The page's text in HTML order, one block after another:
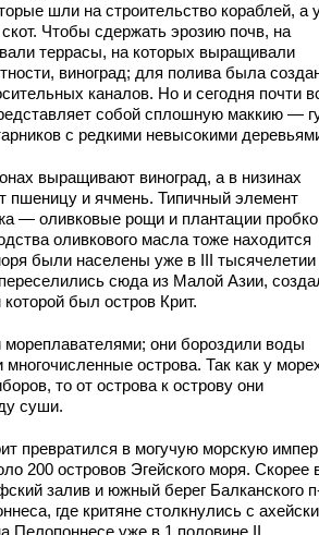
шли на строительство кораблей, а
Чтобы сдержать эрозию почв, на
террасы, на которых выращивали
виноград; для полива была
каналов. Но и сегодня почти
собой сплошную маккию —
с редкими невысокими
выращивают виноград, а в низинах
пшеницу и ячмень. Типичный элемент
— оливковые рощи и плантации
оливкового масла тоже находится
были населены уже в III
сюда из Малой Азии,
был остров Крит.
они бороздили воды
многочисленные острова. Так как у
то от острова к oстрову они
суши.
превратился в могучую морскую
200 островов Эгейского моря. Скорее
зaлив и южный берег Бaлканского
где критяне столкнулись с
Пелопоннесе уже в 1 половине II